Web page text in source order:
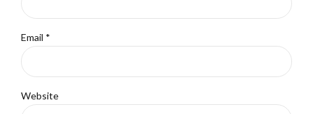
Email *
Website